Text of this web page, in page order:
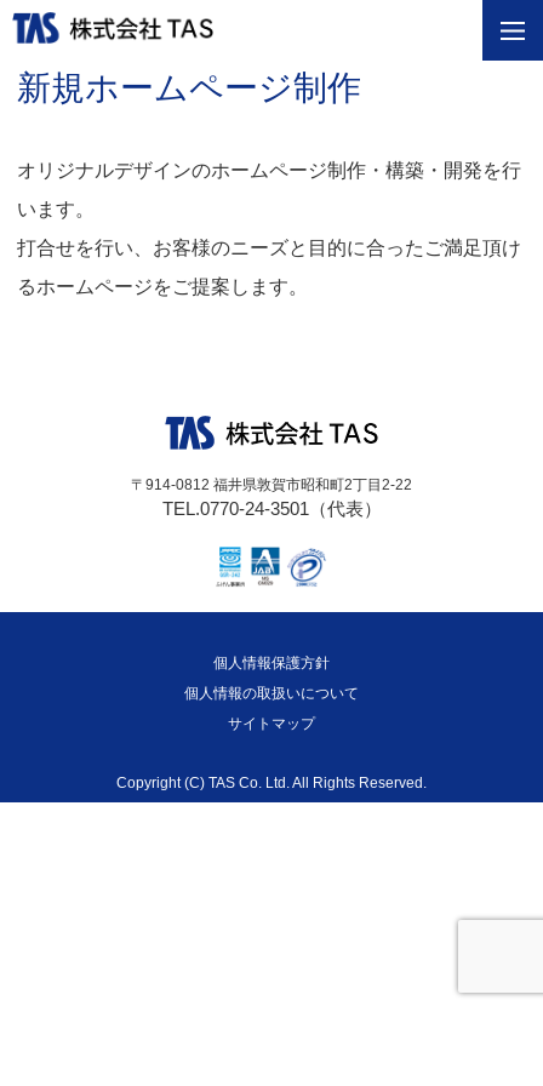
新規ホームページ制作
オリジナルデザインのホームページ制作・構築・開発を行
います。
打合せを行い、お客様のニーズと目的に合ったご満足頂け
るホームページをご提案します。
〒914-0812 福井県敦賀市昭和町2丁目2-22
TEL.0770-24-3501（代表）
個人情報保護方針
個人情報の取扱いについて
サイトマップ
Copyright (C) TAS Co. Ltd. All Rights Reserved.